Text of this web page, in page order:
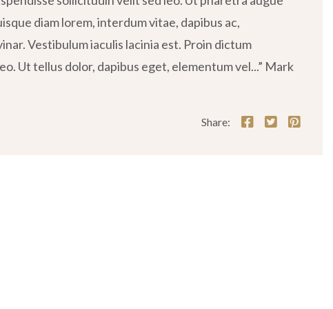
diam lorem, interdum vitae, dapibus ac,
Vestibulum iaculis lacinia est. Proin dictum
Ut tellus dolor, dapibus eget, elementum vel...” Mark
Share: